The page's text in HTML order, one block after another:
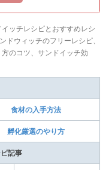
ッチレシピとおすすめレシ
ドウィッチのフリーレシピ、
のコツ、サンドイッチ効
食材の入手方法
孵化厳選のやり方
記事